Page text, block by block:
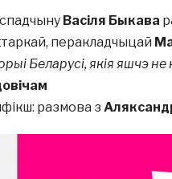
Васіля Быкава
перакладчыцай
Беларусі, якія яшчэ
размова з